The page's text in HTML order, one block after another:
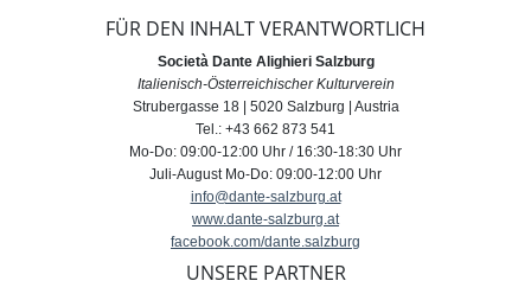
FÜR DEN INHALT VERANTWORTLICH
Società Dante Alighieri Salzburg
Italienisch-Österreichischer Kulturverein
Strubergasse 18 | 5020 Salzburg | Austria
Tel.: +43 662 873 541
Mo-Do: 09:00-12:00 Uhr / 16:30-18:30 Uhr
Juli-August Mo-Do: 09:00-12:00 Uhr
info@dante-salzburg.at
www.dante-salzburg.at
facebook.com/dante.salzburg
UNSERE PARTNER